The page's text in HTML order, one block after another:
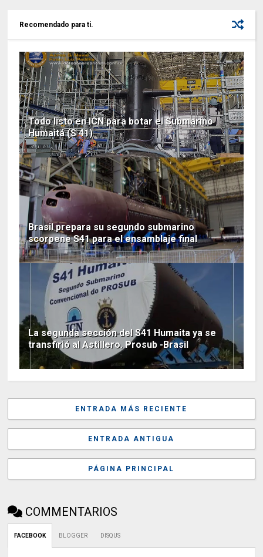
Recomendado para ti.
Todo listo en ICN para botar el Submarino
Humaitá (S 41)
Brasil prepara su segundo submarino
scorpene S41 para el ensamblaje final
La segunda sección del S41 Humaita ya se
transfirió al Astillero. Prosub -Brasil
ENTRADA MÁS RECIENTE
ENTRADA ANTIGUA
PÁGINA PRINCIPAL
COMMENTARIOS
FACEBOOK BLOGGER DISQUS